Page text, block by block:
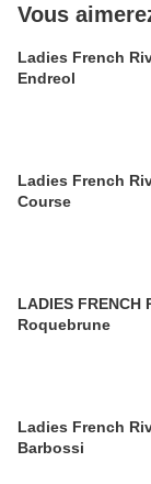
Vous
Ladies French
Endreol
Ladies French
Course
LADIES FRENCH
Roquebrune
Ladies French
Barbossi